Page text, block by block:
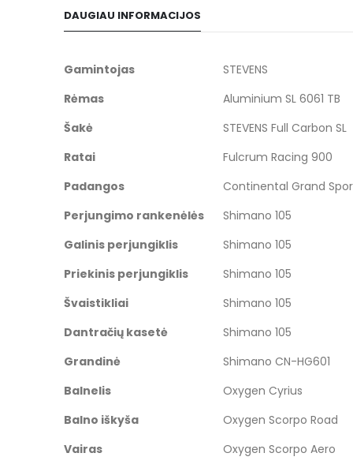
the
of
images
gallery
DAUGIAU INFORMACIJOS
Daugiau
Gamintojas
STEVENS
Rėmas
Aluminium SL 6061 TB
Šakė
STEVENS Full Carbon SL
Ratai
Fulcrum Racing 900
Padangos
Continental Grand
Perjungimo rankenėlės
Shimano 105
Galinis perjungiklis
Shimano 105
Priekinis perjungiklis
Shimano 105
Švaistikliai
Shimano 105
Dantračių kasetė
Shimano 105
Grandinė
Shimano CN-HG601
Balnelis
Oxygen Cyrius
Balno iškyša
Oxygen Scorpo Road
Vairas
Oxygen Scorpo Aero